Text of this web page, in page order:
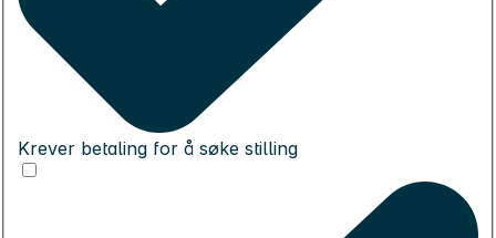
Krever betaling for å søke stilling